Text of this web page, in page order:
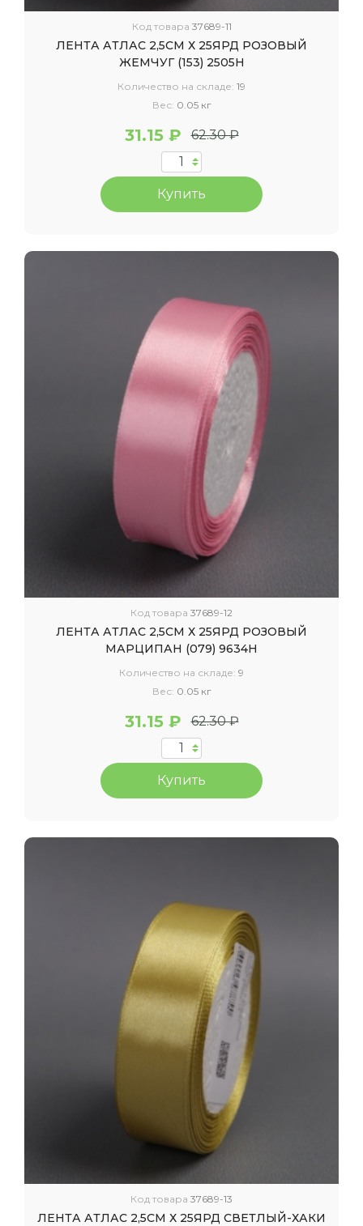
Код товара 37689-11
ЛЕНТА АТЛАС 2,5СМ Х 25ЯРД РОЗОВЫЙ
ЖЕМЧУГ (153) 2505Н
Количество на складе: 19
Вес: 0.05 кг
31.15 ₽ 62.30 ₽
Купить
Код товара 37689-12
ЛЕНТА АТЛАС 2,5СМ Х 25ЯРД РОЗОВЫЙ
МАРЦИПАН (079) 9634Н
Количество на складе: 9
Вес: 0.05 кг
31.15 ₽ 62.30 ₽
Купить
Код товара 37689-13
ЛЕНТА АТЛАС 2,5СМ Х 25ЯРД СВЕТЛЫЙ-ХАКИ